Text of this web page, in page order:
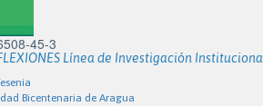
45-3
Línea de Investigación
Bicentenaria de Aragua